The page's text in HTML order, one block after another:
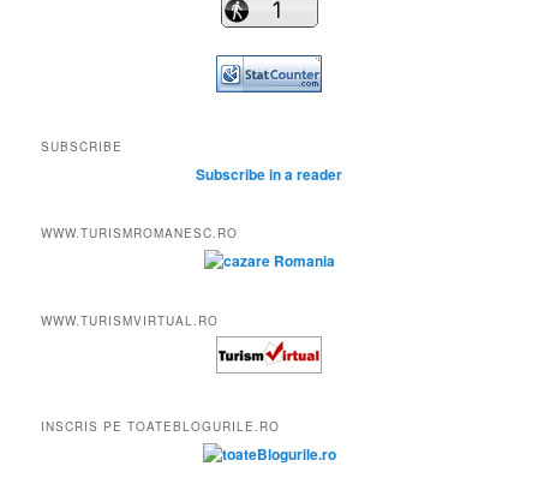
SUBSCRIBE
Subscribe in a reader
WWW.TURISMROMANESC.RO
WWW.TURISMVIRTUAL.RO
INSCRIS PE TOATEBLOGURILE.RO